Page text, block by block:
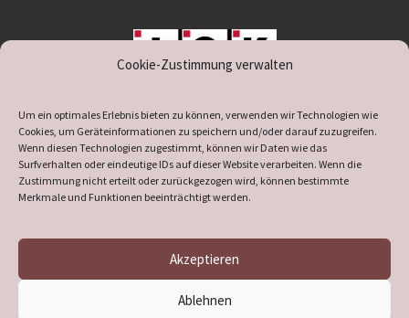
Cookie-Zustimmung verwalten
Um ein optimales Erlebnis bieten zu können, verwenden wir Technologien wie
Cookies, um Geräteinformationen zu speichern und/oder darauf zuzugreifen.
Wenn diesen Technologien zugestimmt, können wir Daten wie das
Surfverhalten oder eindeutige IDs auf dieser Website verarbeiten. Wenn die
Zustimmung nicht erteilt oder zurückgezogen wird, können bestimmte
Merkmale und Funktionen beeinträchtigt werden.
Akzeptieren
Ablehnen
supported by DÖ
Heimatverein Verl– Alle Rechte vorbehalten